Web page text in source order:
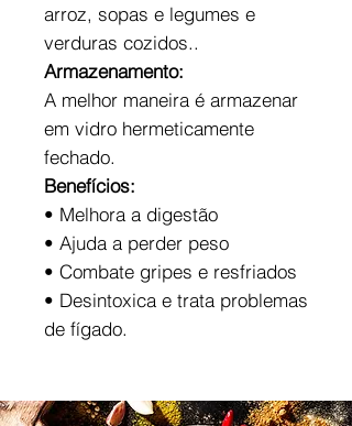
arroz, sopas e legumes e
verduras cozidos..
Armazenamento:
A melhor maneira é armazenar
em vidro hermeticamente
fechado.
Benefícios:
• Melhora a digestão
• Ajuda a perder peso
• Combate gripes e resfriados
• Desintoxica e trata problemas
de fígado.